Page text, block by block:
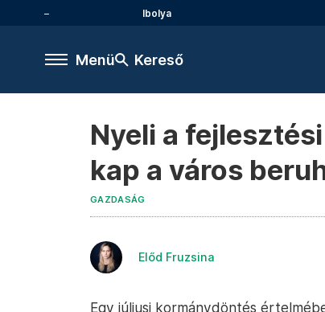
Ibolya
Menü Kereső
Nyeli a
kap a város
GAZDASÁG
Előd Fruzsina
Egy júliusi kormánydöntés